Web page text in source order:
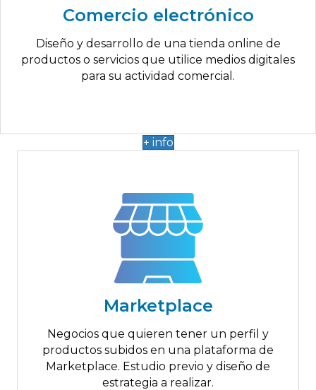
Comercio electrónico
Diseño y desarrollo de una tienda online de
productos o servicios que utilice medios digitales
para su actividad comercial.
Tienda online responsive y autogestionable
Integración métodos de envío digital
+ info
Marketplace
Negocios que quieren tener un perfil y
productos subidos en una plataforma de
Marketplace. Estudio previo y diseño de
estrategia a realizar.
Hasta 2.000€
Subida de productos a Marketplace
Definición y estrategia de objetivos